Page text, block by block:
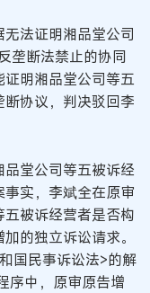
法证明湘品堂公司
垄断法禁止的协同
明湘品堂公司等五
协议，判决驳回李
堂公司等五被诉经
实，李斌全在原审
被诉经营者是否构
的独立诉讼请求。
国民事诉讼法>的解
序中，原审原告增